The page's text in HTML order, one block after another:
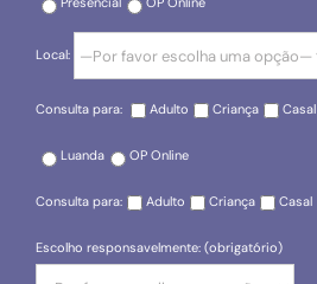
Local:
Consulta para: Adulto Criança Casal
Luanda OP Online
Consulta para: Adulto Criança Casal
Escolho responsavelmente: (obrigatório)